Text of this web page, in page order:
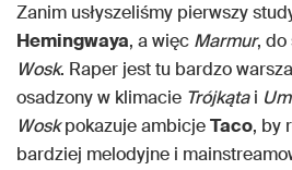
Zanim usłyszeliśmy pierwszy
Hemingwaya, a więc Marmur, do
Wosk. Raper jest tu bardzo
osadzony w klimacie Trójkątai
Woskpokazuje ambicjeTaco, by
bardziej melodyjne i